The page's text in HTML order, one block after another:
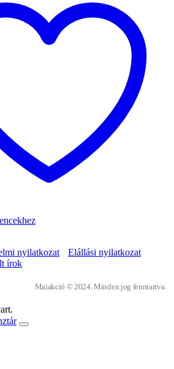
nyilatkozat
Elállási nyilatkozat
írok
Maiakció © 2024. Minden jog fenntartva.